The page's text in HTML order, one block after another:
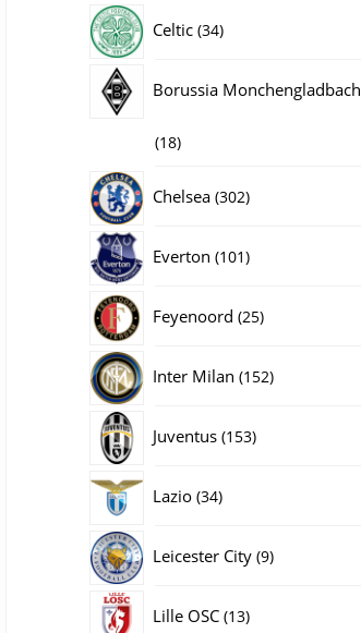
Celtic 3434
Borussia Monchengladbach
1818
producten
Chelsea 302302
Everton 101101
Feyenoord 2525
Inter Milan 152152
Juventus 153153
Lazio 3434
Leicester City 99
Lille OSC 1313